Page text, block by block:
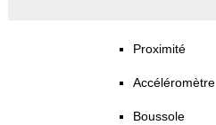
Proximité
Accéléromètre
Boussole